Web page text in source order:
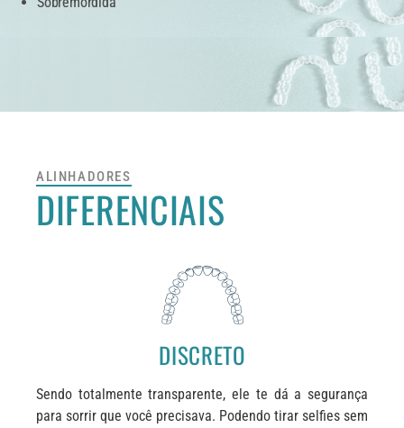
ALINHADORES
DIFERENCIAIS
DISCRETO
Sendo totalmente transparente, ele te dá a segurança
para sorrir que você precisava. Podendo tirar selfies sem